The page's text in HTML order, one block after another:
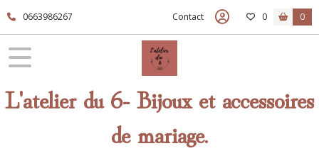
0663986267 Contact 0 0
L'atelier du 6- Bijoux et accessoires
de mariage.